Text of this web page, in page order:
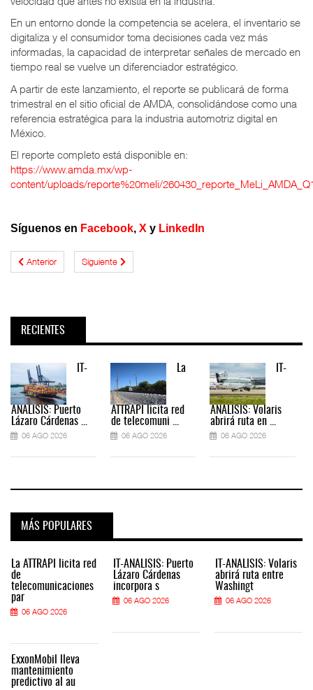
En un entorno donde la competencia se acelera, el inventario se
digitaliza y el consumidor toma decisiones cada vez más
informadas, la capacidad de interpretar señales de mercado en
tiempo real se vuelve un diferenciador estratégico.
A partir de este lanzamiento, el reporte se publicará de forma
trimestral en el sitio oficial de AMDA, consolidándose como una
referencia estratégica para la industria automotriz digital en
México.
El reporte completo está disponible en:
https://www.amda.mx/wp-
content/uploads/reporte%20meli/
Síguenos en Facebook, X y LinkedIn
Anterior Siguiente
RECIENTES
IT-
ANÁLISIS: Puerto
Lázaro Cárdenas ...
06 AGO 2026
La
ATTRAPI licita red
de telecomuni ...
06 AGO 2026
IT-
ANÁLISIS: Volaris
abrirá ruta en ...
06 AGO 2026
MÁS POPULARES
La ATTRAPI licita red
de
telecomunicaciones
par
06 AGO 2026
ExxonMobil lleva
mantenimiento
predictivo al au
IT-ANÁLISIS: Puerto
Lázaro Cárdenas
incorpora s
06 AGO 2026
IT-ANÁLISIS: Volaris
abrirá ruta entre
Washingt
06 AGO 2026